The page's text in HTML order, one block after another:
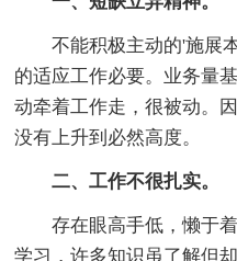
不能积极主动的'施展本
的适应工作必要。业务量
动牵着工作走，很被动。
没有上升到必然高度。
二、工作不很扎实。
存在眼高手低，懒于着
学习，许多知识虽了解但